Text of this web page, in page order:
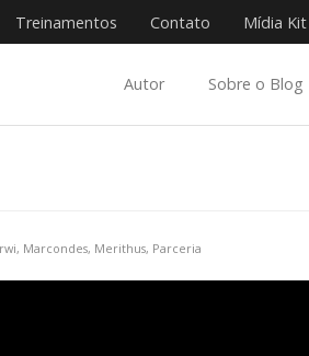
Treinamentos Contato Mídia Kit
Autor Sobre o Blog
, Marcondes, Merithus, Parceria